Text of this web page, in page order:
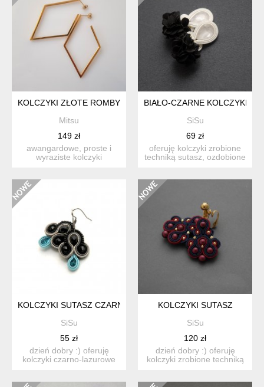
KOLCZYKI ZŁOTE ROMBY
Mitsu
149 zł
awangardowe, proste i
wyraziste kolczyki
BIAŁO-CZARNE KOLCZYKI
SiSu
69 zł
oferuję kolczyki zrobione
techniką sutasz, ozdobione
KOLCZYKI SUTASZ CZARNO LAZUROWE
SiSu
55 zł
dzień dobry :) oferuję
kolczyki czarno-lazurowe
KOLCZYKI SUTASZ
SiSu
120 zł
dzień dobry :) oferuję
kolczyki zrobione techniką